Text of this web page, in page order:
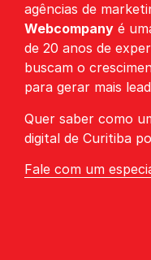
agências de
Webcompany é
de 20 anos de
buscam o
para gerar mais
Quer saber como
digital de Curitiba
Fale com um